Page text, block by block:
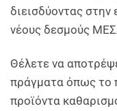
διεισδύοντας στην
νέους δεσμούς
Θέλετε να
πράγματα όπως το
προϊόντα